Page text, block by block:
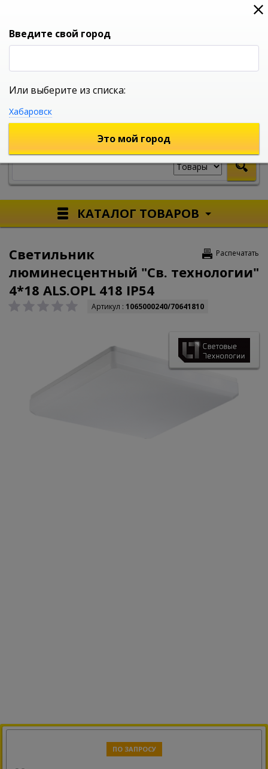
0
УНИВЕРСАЛЬНЫЙ ИНТЕРНЕТ МАГАЗИН
КАТАЛОГ ТОВАРОВ
Распечатать
Светильник
люминесцентный "Св. технологии"
4*18 ALS.OPL 418 IP54
Артикул : 1065000240/70641810
ПО ЗАПРОСУ
Введите свой город
Или выберите из списка:
Хабаровск
Это мой город